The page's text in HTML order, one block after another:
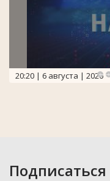
20:20 | 6 августа | 2026
Подписаться